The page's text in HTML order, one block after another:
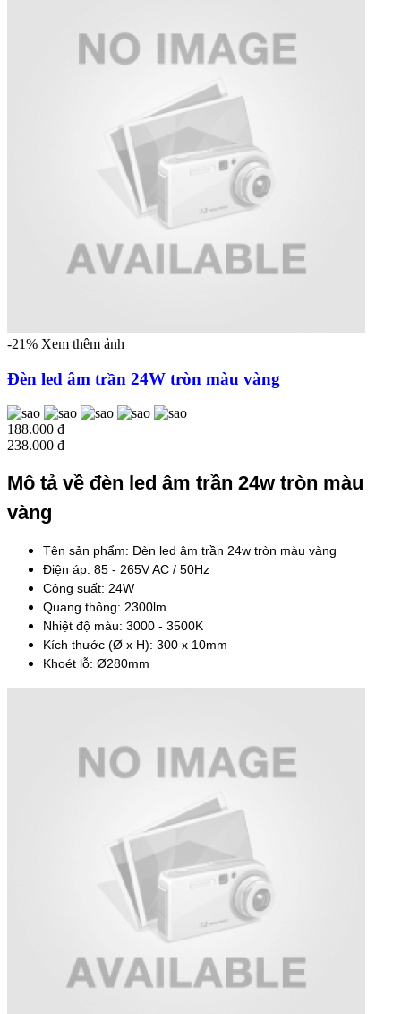
-21% Xem thêm ảnh
Đèn led âm trần 24W tròn màu vàng
188.000 đ
238.000 đ
Mô tả về đèn led âm trần 24w tròn màu
vàng
Tên sản phẩm: Đèn led âm trần 24w tròn màu vàng
Điện áp: 85 - 265V AC / 50Hz
Công suất: 24W
Quang thông: 2300lm
Nhiệt độ màu: 3000 - 3500K
Kích thước (Ø x H): 300 x 10mm
Khoét lỗ: Ø280mm